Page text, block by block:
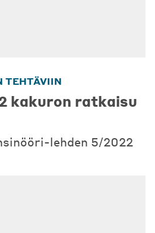
TEHTÄVIIN
kakuron ratkaisu
lehden 5/2022